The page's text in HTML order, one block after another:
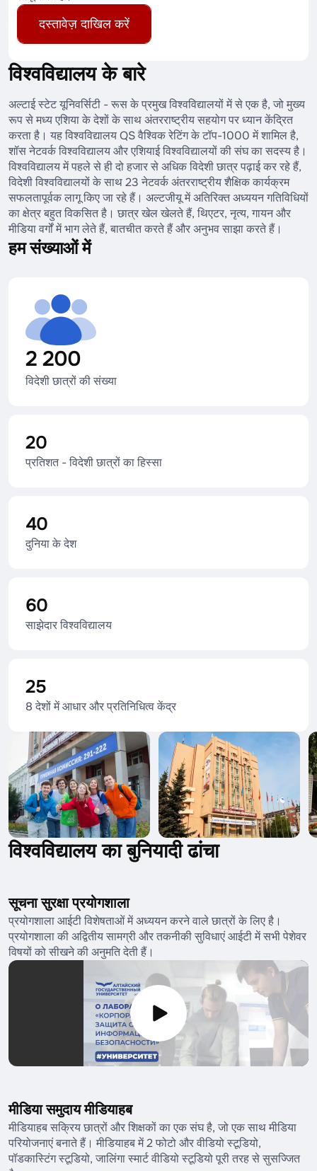
दस्तावेज़ दाखिल करें
विश्वविद्यालय के बारे
अल्टाई स्टेट यूनिवर्सिटी - रूस के प्रमुख विश्वविद्यालयों में से एक है, जो मुख्य
रूप से मध्य एशिया के देशों के साथ अंतरराष्ट्रीय सहयोग पर ध्यान केंद्रित
करता है। यह विश्वविद्यालय QS वैश्विक रेटिंग के टॉप-1000 में शामिल है,
शॉस नेटवर्क विश्वविद्यालय और एशियाई विश्वविद्यालयों की संघ का सदस्य है।
विश्वविद्यालय में पहले से ही दो हजार से अधिक विदेशी छात्र पढ़ाई कर रहे हैं,
विदेशी विश्वविद्यालयों के साथ 23 नेटवर्क अंतरराष्ट्रीय शैक्षिक कार्यक्रम
सफलतापूर्वक लागू किए जा रहे हैं। अल्टजीयू में अतिरिक्त अध्ययन गतिविधियों
का क्षेत्र बहुत विकसित है। छात्र खेल खेलते हैं, थिएटर, नृत्य, गायन और
मीडिया वर्गों में भाग लेते हैं, बातचीत करते हैं और अनुभव साझा करते हैं।
हम संख्याओं में
2 200
विदेशी छात्रों की संख्या
20
प्रतिशत - विदेशी छात्रों का हिस्सा
40
दुनिया के देश
60
साझेदार विश्वविद्यालय
25
8 देशों में आधार और प्रतिनिधित्व केंद्र
विश्वविद्यालय का बुनियादी ढांचा
सूचना सुरक्षा प्रयोगशाला
प्रयोगशाला आईटी विशेषताओं में अध्ययन करने वाले छात्रों के लिए है।
प्रयोगशाला की अद्वितीय सामग्री और तकनीकी सुविधाएं आईटी में सभी पेशेवर
विषयों को सीखने की अनुमति देती हैं।
मीडिया समुदाय मीडियाहब
मीडियाहब सक्रिय छात्रों और शिक्षकों का एक संघ है, जो एक साथ मीडिया
परियोजनाएं बनाते हैं। मीडियाहब में 2 फोटो और वीडियो स्टूडियो,
पॉडकास्टिंग स्टूडियो, जालिंगा स्मार्ट वीडियो स्टूडियो पूरी तरह से सुसज्जित